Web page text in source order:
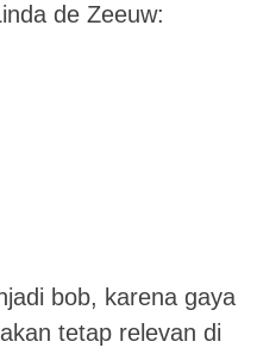
de Zeeuw:
bob, karena gaya
tetap relevan di